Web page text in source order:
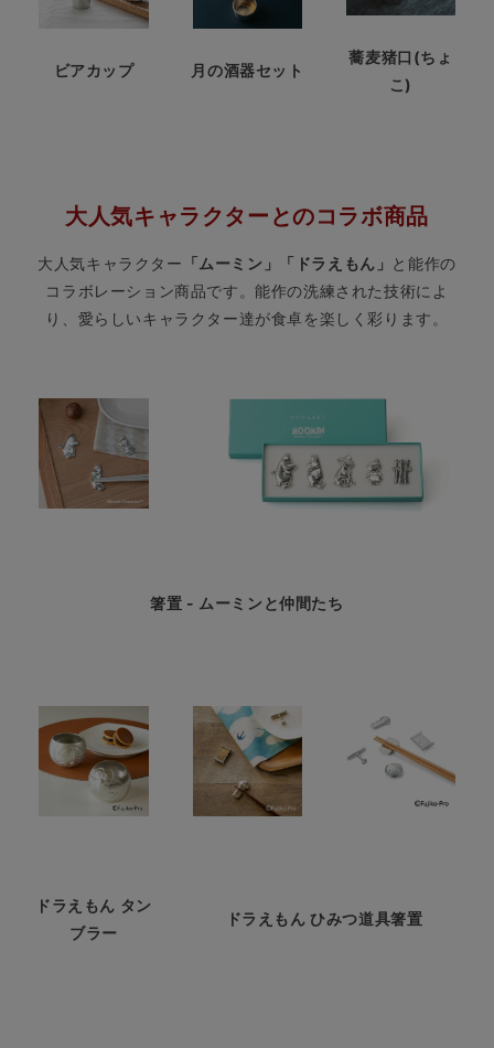
ビアカップ 月の酒器セット
蕎麦猪口(ちょ
こ)
大人気キャラクターとのコラボ商品
大人気キャラクター 「ムーミン」「ドラえもん」 と能作の
コラボレーション商品です。能作の洗練された技術によ
り、愛らしいキャラクター達が食卓を楽しく彩ります。
箸置 - ムーミンと仲間たち
ドラえもん タン
ブラー
ドラえもん ひみつ道具箸置